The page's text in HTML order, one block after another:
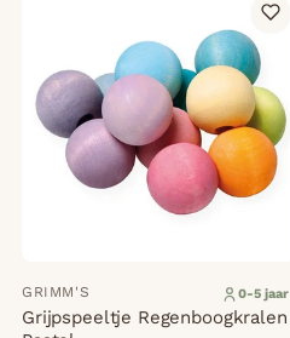
GRIMM'S 0-5 jaar
Grijpspeeltje Regenboogkralen